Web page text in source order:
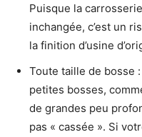
Puisque la
inchangée, c’est un
la finition d’usine
Toute taille de bosse
petites bosses,
de grandes peu
pas « cassée ». Si